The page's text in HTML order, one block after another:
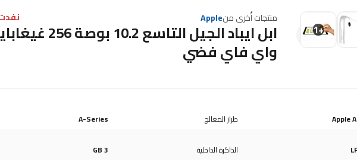
+
1
منتجات أُخرى منApple
ابل ايباد الجيل التاسع 10.2
واي فاي فضي
Apple طراز المعالج A-Series
الذاكرة الداخلية 3 GB